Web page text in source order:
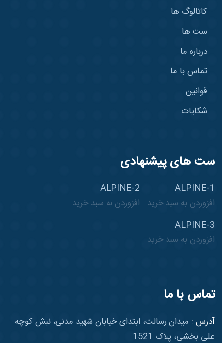
کاتالوگ ها
ست ها
درباره ما
تماس با ما
قوانین
شکایات
ست های پیشنهادی
ALPINE-1
افزوردن به سبد خرید
ALPINE-2
افزوردن به سبد خرید
ALPINE-3
افزوردن به سبد خرید
تماس با ما
آدرس : میدان رسالت، ابتدای خیابان شهید مدنی، نبش کوچه
علی بخشی، پلاک 1521